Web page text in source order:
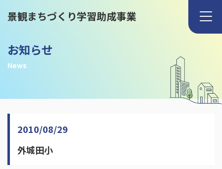
景観まちづくり学習助成事業
お知らせ
News
2010/08/29
外城田小